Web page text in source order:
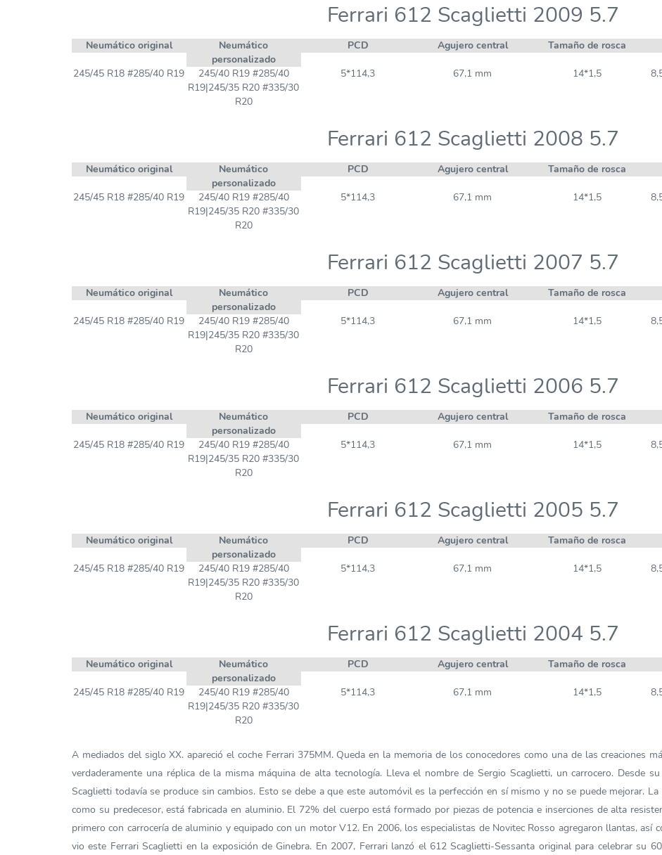
Ferrari 612 Scaglietti 2009 5.7
Neumático original
Neumático
personalizado
PCD Agujero central Tamaño de rosca
245/45 R18 #285/40 R19
245/40 R19 #285/40
R19|245/35 R20 #335/30
R20
5*114,3 67,1 mm 14*1,5
Ferrari 612 Scaglietti 2008 5.7
Neumático original
Neumático
personalizado
PCD Agujero central Tamaño de rosca
245/45 R18 #285/40 R19
245/40 R19 #285/40
R19|245/35 R20 #335/30
R20
5*114,3 67,1 mm 14*1,5
Ferrari 612 Scaglietti 2007 5.7
Neumático original
Neumático
personalizado
PCD Agujero central Tamaño de rosca
245/45 R18 #285/40 R19
245/40 R19 #285/40
R19|245/35 R20 #335/30
R20
5*114,3 67,1 mm 14*1,5
Ferrari 612 Scaglietti 2006 5.7
Neumático original
Neumático
personalizado
PCD Agujero central Tamaño de rosca
245/45 R18 #285/40 R19
245/40 R19 #285/40
R19|245/35 R20 #335/30
R20
5*114,3 67,1 mm 14*1,5
Ferrari 612 Scaglietti 2005 5.7
Neumático original
Neumático
personalizado
PCD Agujero central Tamaño de rosca
245/45 R18 #285/40 R19
245/40 R19 #285/40
R19|245/35 R20 #335/30
R20
5*114,3 67,1 mm 14*1,5
Ferrari 612 Scaglietti 2004 5.7
Neumático original
Neumático
personalizado
PCD Agujero central Tamaño de rosca
245/45 R18 #285/40 R19
245/40 R19 #285/40
R19|245/35 R20 #335/30
R20
5*114,3 67,1 mm 14*1,5
A mediados del siglo XX. apareció el coche Ferrari 375MM. Queda en la memoria de los conocedores como una de las creaciones
verdaderamente una réplica de la misma máquina de alta tecnología. Lleva el nombre de Sergio Scaglietti, un carrocero. Desde
Scaglietti todavía se produce sin cambios. Esto se debe a que este automóvil es la perfección en sí mismo y no se puede mejorar.
como su predecesor, está fabricada en aluminio. El 72% del cuerpo está formado por piezas de potencia e inserciones de alta
primero con carrocería de aluminio y equipado con un motor V12. En 2006, los especialistas de Novitec Rosso agregaron llantas, así
vio este Ferrari Scaglietti en la exposición de Ginebra. En 2007, Ferrari lanzó el 612 Scaglietti-Sessanta original para celebrar su